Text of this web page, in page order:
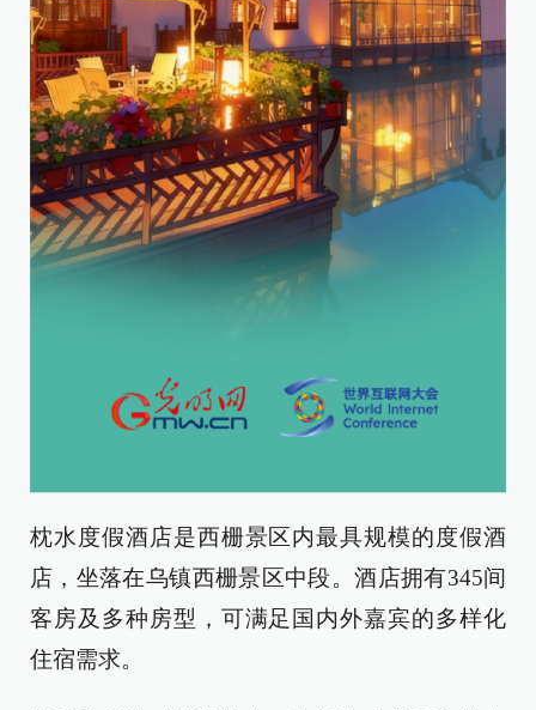
枕水度假酒店是西栅景区内最具规模的度假酒
店，坐落在乌镇西栅景区中段。酒店拥有345间
客房及多种房型，可满足国内外嘉宾的多样化
住宿需求。